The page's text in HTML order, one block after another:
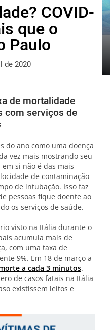
COVID-
que o
Paulo
de 2020
de mortalidade
com serviços de
do ano como uma doença
vez mais mostrando seu
si não é das mais
de contaminação
de intubação. Isso faz
pessoas fique doente ao
os serviços de saúde.
visto na Itália durante o
acumula mais de
com uma taxa de
9%. Em 18 de março a
a cada 3 minutos.
de casos fatais na Itália
existissem leitos e